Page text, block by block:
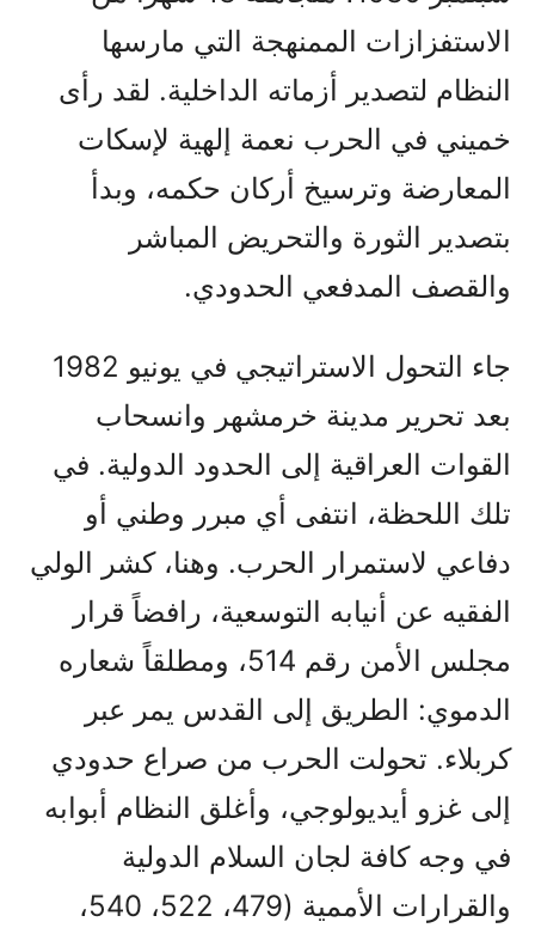
الاستفزازات الممنهجة التي مارسها
النظام لتصدير أزماته الداخلية. لقد رأى
خميني في الحرب نعمة إلهية لإسكات
المعارضة وترسيخ أركان حكمه، وبدأ
بتصدير الثورة والتحريض المباشر
والقصف المدفعي الحدودي.
جاء التحول الاستراتيجي في يونيو 1982
بعد تحرير مدينة خرمشهر وانسحاب
القوات العراقية إلى الحدود الدولية. في
تلك اللحظة، انتفى أي مبرر وطني أو
دفاعي لاستمرار الحرب. وهنا، كشر الولي
الفقيه عن أنيابه التوسعية، رافضاً قرار
مجلس الأمن رقم 514، ومطلقاً شعاره
الدموي: الطريق إلى القدس يمر عبر
كربلاء. تحولت الحرب من صراع حدودي
إلى غزو أيديولوجي، وأغلق النظام أبوابه
في وجه كافة لجان السلام الدولية
والقرارات الأممية (479، 522، 540،